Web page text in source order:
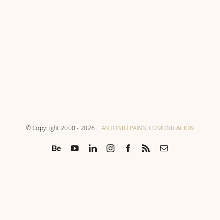
© Copyright 2000 - 2026 | ANTONIO PAINN COMUNICACIÓN
BéhanceYouTubeLinkedInInstagramFacebook
Rss
Correo